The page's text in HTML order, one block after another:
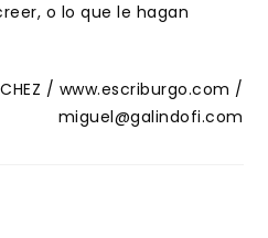
o lo que le hagan
/ www.escriburgo.com /
miguel@galindofi.com